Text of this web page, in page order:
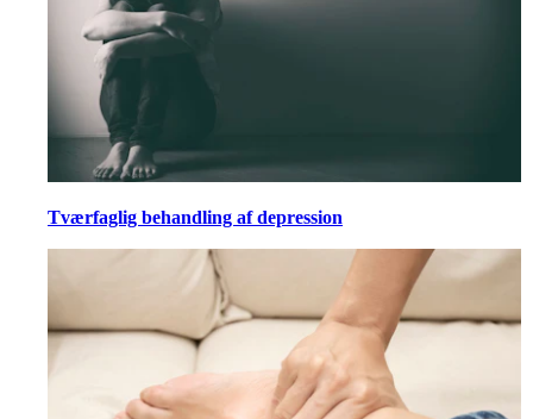
Tværfaglig behandling af depression